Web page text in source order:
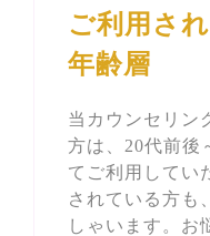
ご利用さ
年齢層
当カウンセリン
方は、20代前後
てご利用してい
されている方も
しゃいます。お